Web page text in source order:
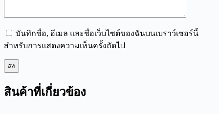
บันทึกชื่อ, อีเมล และชื่อเว็บไซต์ของฉันบนเบราว์เซอร์นี้
สำหรับการแสดงความเห็นครั้งถัดไป
ส่ง
สินค้าที่เกี่ยวข้อง